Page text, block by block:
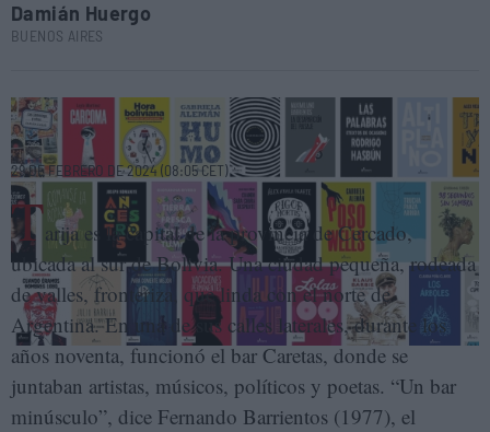
Damián Huergo
BUENOS AIRES
Algunos de los libros de la editorial boliviana El Cuervo. ELENA
CANTÓN
29 DE FEBRERO DE 2024 (08:05 CET)
Tarija es la capital de la provincia de Cercado,
ubicada al sur de Bolivia. Una ciudad pequeña, rodeada
de valles, fronteriza, que linda con el norte de
Argentina. En una de sus calles laterales, durante los
años noventa, funcionó el bar Caretas, donde se
juntaban artistas, músicos, políticos y poetas. “Un bar
minúsculo”, dice Fernando Barrientos (1977), el